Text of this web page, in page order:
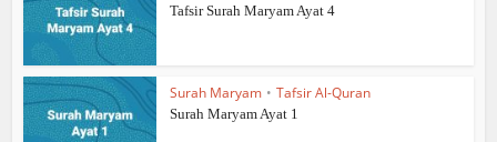
Tafsir Surah Maryam Ayat 4
Surah Maryam • Tafsir Al-Quran
Surah Maryam Ayat 1